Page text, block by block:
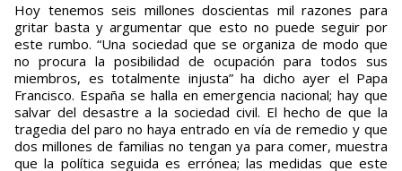
Hoy tenemos seis millones doscientas mil razones para
gritar basta y argumentar que esto no puede seguir por
este rumbo. “Una sociedad que se organiza de modo que
no procura la posibilidad de ocupación para todos sus
miembros, es totalmente injusta” ha dicho ayer el Papa
Francisco. España se halla en emergencia nacional; hay que
salvar del desastre a la sociedad civil. El hecho de que la
tragedia del paro no haya entrado en vía de remedio y que
dos millones de familias no tengan ya para comer, muestra
que la política seguida es errónea; las medidas que este